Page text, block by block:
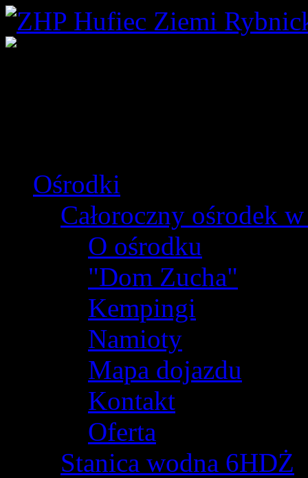
Ośrodki
Całoroczny ośrodek
O ośrodku
"Dom Zucha"
Kempingi
Namioty
Mapa dojazdu
Kontakt
Oferta
Stanica wodna 6HDŻ